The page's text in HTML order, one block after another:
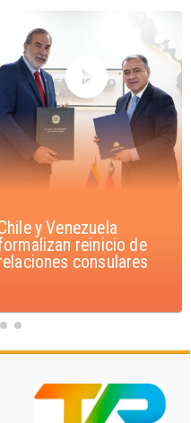
rechazan
de Camila Flores
Fabiola Campillai